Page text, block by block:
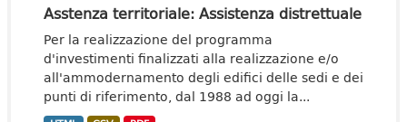
Asstenza territoriale: Assistenza distrettuale
Per la realizzazione del programma
d'investimenti finalizzati alla realizzazione e/o
all'ammodernamento degli edifici delle sedi e dei
punti di riferimento, dal 1988 ad oggi la...